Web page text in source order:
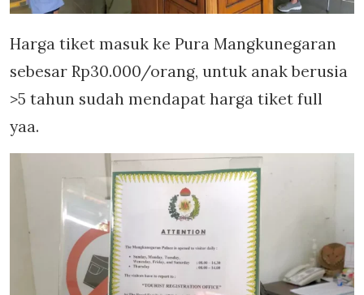
Harga tiket masuk ke Pura Mangkunegaran
sebesar Rp30.000/orang, untuk anak berusia
>5 tahun sudah mendapat harga tiket full
yaa.